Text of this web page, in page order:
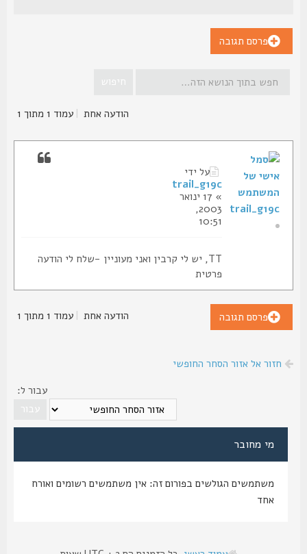
פרסם תגובה
הודעה אחת |עמוד1מתוך1
על ידי
trail_g19c
» 17 ינואר
2003,
10:51
TT, יש לי קרבין ואני מעוניין -שלח לי הודעה
פרטית
trail_g19c
פרסם תגובה הודעה אחת |עמוד1מתוך1
חזור אל אזור הסחר החופשי
עבור ל:
מי מחובר
משתמשים הגולשים בפורום זה: אין משתמשים רשומים ואורח